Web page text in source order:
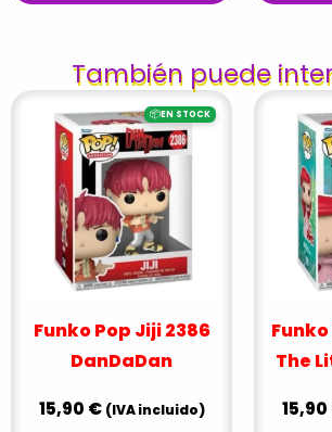
También puede
📦EN STOCK
Funko Pop Jiji 2386
DanDaDan
15,90 € (IVA incluido)
Funko
The
15,90